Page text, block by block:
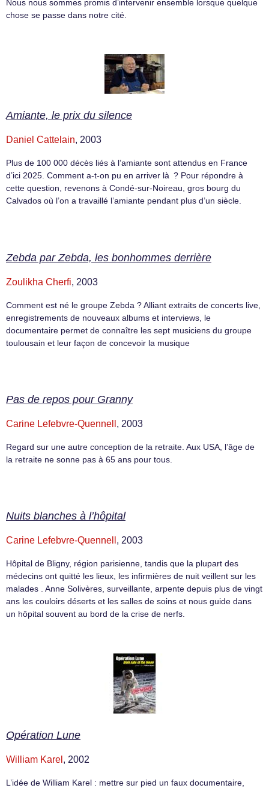
Nous nous sommes promis d’intervenir ensemble lorsque quelque
chose se passe dans notre cité.
Amiante, le prix du silence
Daniel Cattelain, 2003
Plus de 100 000 décès liés à l’amiante sont attendus en France
d’ici 2025. Comment a-t-on pu en arriver là ? Pour répondre à
cette question, revenons à Condé-sur-Noireau, gros bourg du
Calvados où l’on a travaillé l’amiante pendant plus d’un siècle.
Zebda par Zebda, les bonhommes derrière
Zoulikha Cherfi, 2003
Comment est né le groupe Zebda ? Alliant extraits de concerts live,
enregistrements de nouveaux albums et interviews, le
documentaire permet de connaître les sept musiciens du groupe
toulousain et leur façon de concevoir la musique
Pas de repos pour Granny
Carine Lefebvre-Quennell , 2003
Regard sur une autre conception de la retraite. Aux USA, l’âge de
la retraite ne sonne pas à 65 ans pour tous.
Nuits blanches à l’hôpital
Carine Lefebvre-Quennell , 2003
Hôpital de Bligny, région parisienne, tandis que la plupart des
médecins ont quitté les lieux, les infirmières de nuit veillent sur les
malades . Anne Solivères, surveillante, arpente depuis plus de vingt
ans les couloirs déserts et les salles de soins et nous guide dans
un hôpital souvent au bord de la crise de nerfs.
Opération Lune
William Karel , 2002
L’idée de William Karel : mettre sur pied un faux documentaire,